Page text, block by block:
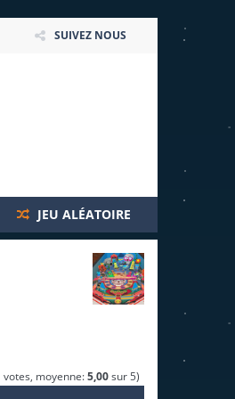
SUIVEZ NOUS
JEU ALÉATOIRE
votes, moyenne:5,00sur 5)